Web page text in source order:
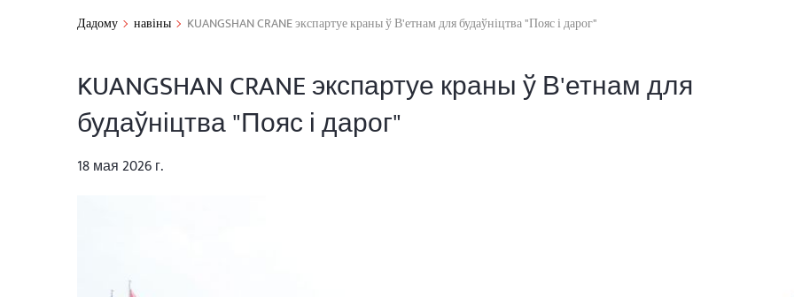
Дадому навіны KUANGSHAN CRANE экспартуе краны ў В'етнам для будаўніцтва "Пояс і дарог"
KUANGSHAN CRANE экспартуе краны ў В'етнам для
будаўніцтва "Пояс і дарог"
18 мая 2026 г.